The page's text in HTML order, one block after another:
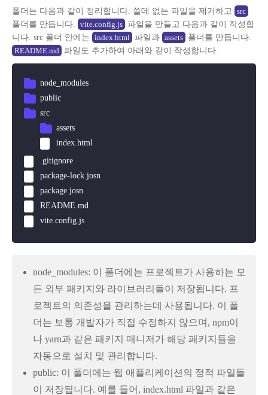
폴더는 다음과 같이 정리합니다. 쓸데 없는 파일을 제거하고 src
폴더를 만듭니다. vite.config.js
파일을 만들고 다음과 같이 작성합
니다. src 폴더 안에는
index.html 파일과 assets 폴더를 만듭니다.
README.md 파일도 추가하여 아래와 같이 작성합니다.
node_modules
public
src
assets
index.html
.gitignore
package-lock.josn
package.josn
README.md
vite.config.js
node_modules: 이 폴더에는 프로젝트가 사용하는 모
든 외부 패키지와 라이브러리들이 저장됩니다. 프
로젝트의 의존성을 관리하는데 사용됩니다. 이 폴
더는 보통 개발자가 직접 수정하지 않으며, npm이
나 yarn과 같은 패키지 매니저가 해당 패키지들을
자동으로 설치 및 관리합니다.
public: 이 폴더에는 웹 애플리케이션의 정적 파일들
이 저장됩니다. 예를 들어, index.html 파일과 같은